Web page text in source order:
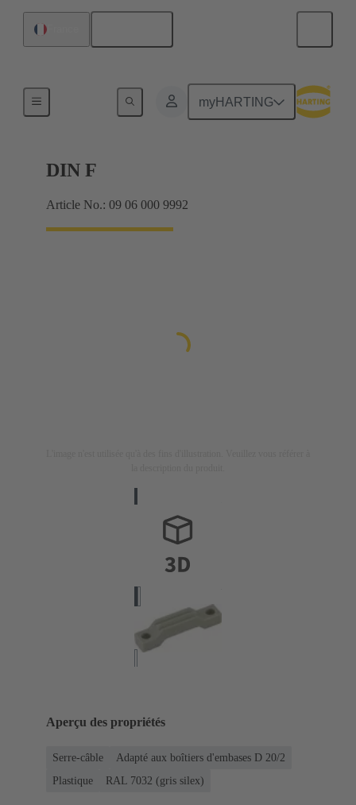
myHARTING
DIN F
Article No.: 09 06 000 9992
Aperçu des propriétés
Serre-câble
Adapté aux boîtiers d'embases D 20/2
Plastique
RAL 7032 (gris silex)